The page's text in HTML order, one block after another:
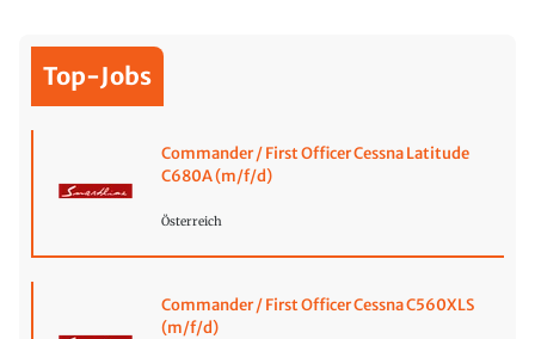
Top-Jobs
Commander / First Officer Cessna Latitude
C680A (m/f/d)
Österreich
Commander / First Officer Cessna C560XLS
(m/f/d)